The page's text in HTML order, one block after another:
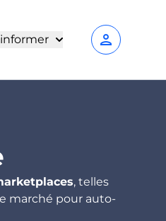
person
, telles
marché pour auto-